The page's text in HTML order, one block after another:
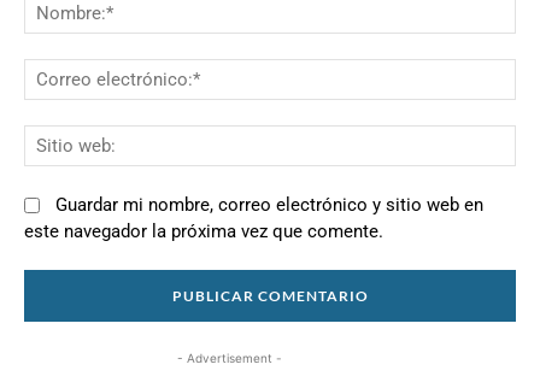
Guardar mi nombre, correo electrónico y sitio web en
este navegador la próxima vez que comente.
- Advertisement -